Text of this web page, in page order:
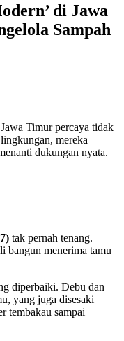
di Jawa
Sampah
Timur percaya tidak
mereka
dukungan nyata.
tak pernah tenang.
bangun menerima tamu
diperbaiki. Debu dan
yang juga disesaki
tembakau sampai